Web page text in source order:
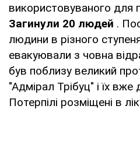
використовуваного для
Загинули 20 людей .
людини в різного
евакуювали з човна
був поблизу великий
"Адмірал Трібуц" і їх
Потерпілі розміщені в